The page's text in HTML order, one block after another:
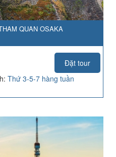
QUAN OSAKA
Đặt tour
Thứ 3-5-7 hàng tuần